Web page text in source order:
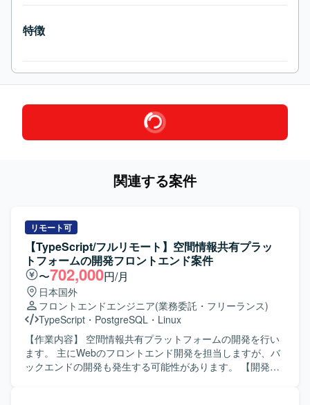
特徴
関連する案件
リモート可
【TypeScript/フルリモート】空間情報共有プラッ
トフォームの開発フロントエンド案件
〜702,000円/月
日本国外
フロントエンドエンジニア(業務委託・フリーランス)
TypeScript ・ PostgreSQL ・ Linux
【作業内容】 空間情報共有プラットフォームの開発を行い
ます。 主にWebのフロントエンド開発を担当しますが、バ
ックエンドの開発も発生する可能性があります。 【開発環